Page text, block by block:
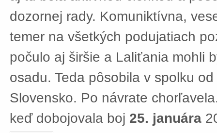
dozornej rady. Komuniktívna,
temer na všetkých podujatiach
počulo aj širšie a Laliťania mohli
osadu. Teda pôsobila v spolku
Slovensko. Po návrate
keď dobojovala boj 25. januára